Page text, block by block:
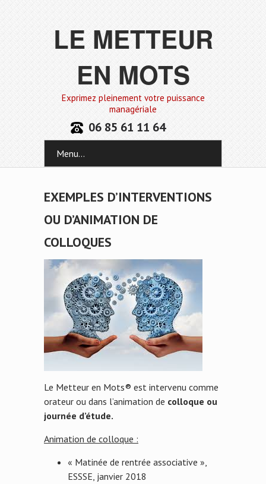
LE METTEUR
EN MOTS
Exprimez pleinement votre puissance
managériale
06 85 61 11 64
Menu...
EXEMPLES D’INTERVENTIONS
OU D’ANIMATION DE
COLLOQUES
Le Metteur en Mots® est intervenu comme
orateur ou dans l’animation de colloque ou
journée d’étude.
Animation de colloque :
« Matinée de rentrée associative »,
ESSSE, janvier 2018